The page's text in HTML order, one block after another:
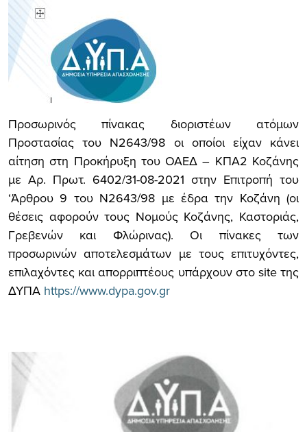
Προσωρινός πίνακας διοριστέων ατόμων
Προστασίας του Ν2643/98 οι οποίοι είχαν κάνει
αίτηση στη Προκήρυξη του ΟΑΕΔ – ΚΠΑ2 Κοζάνης
με Αρ. Πρωτ. 6402/31-08-2021 στην Επιτροπή του
‘Άρθρου 9 του Ν2643/98 με έδρα την Κοζάνη (οι
θέσεις αφορούν τους Νομούς Κοζάνης, Καστοριάς,
Γρεβενών και Φλώρινας). Οι πίνακες των
προσωρινών αποτελεσμάτων με τους επιτυχόντες,
επιλαχόντες και απορριπτέους υπάρχουν στο siteτης
ΔΥΠΑ https://www.dypa.gov.gr